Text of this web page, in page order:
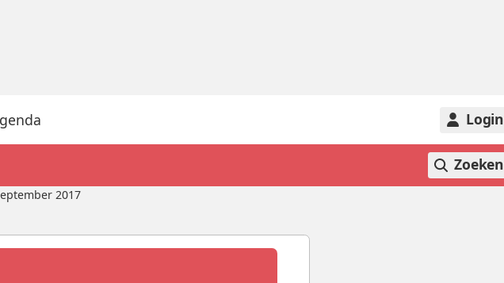
Login
Zoeken
2017